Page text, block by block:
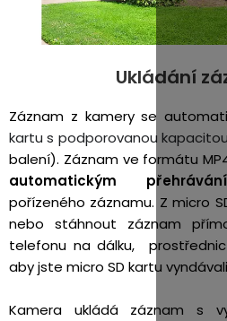
Ukládání
Záznam z kamery se
kartu s podporovanou kapacitou
balení). Záznam ve formátu
automatickým
pořízeného záznamu. Z micro
nebo stáhnout záznam
telefonu na dálku,
aby jste micro SD kartu
Kamera ukládá záznam s